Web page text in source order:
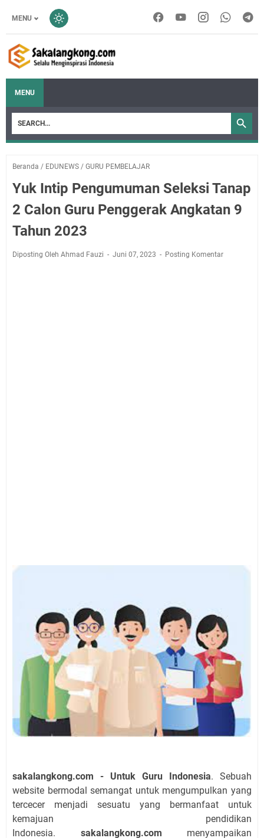
MENU
MENU
Beranda / EDUNEWS / GURU PEMBELAJAR
Yuk Intip Pengumuman Seleksi Tanap
2 Calon Guru Penggerak Angkatan 9
Tahun 2023
Diposting Oleh Ahmad Fauzi Juni 07, 2023 Posting Komentar
sakalangkong.com - Untuk Guru Indonesia. Sebuah
website bermodal semangat untuk mengumpulkan yang
tercecer menjadi sesuatu yang bermanfaat untuk
kemajuan pendidikan
Indonesia. sakalangkong.com menyampaikan